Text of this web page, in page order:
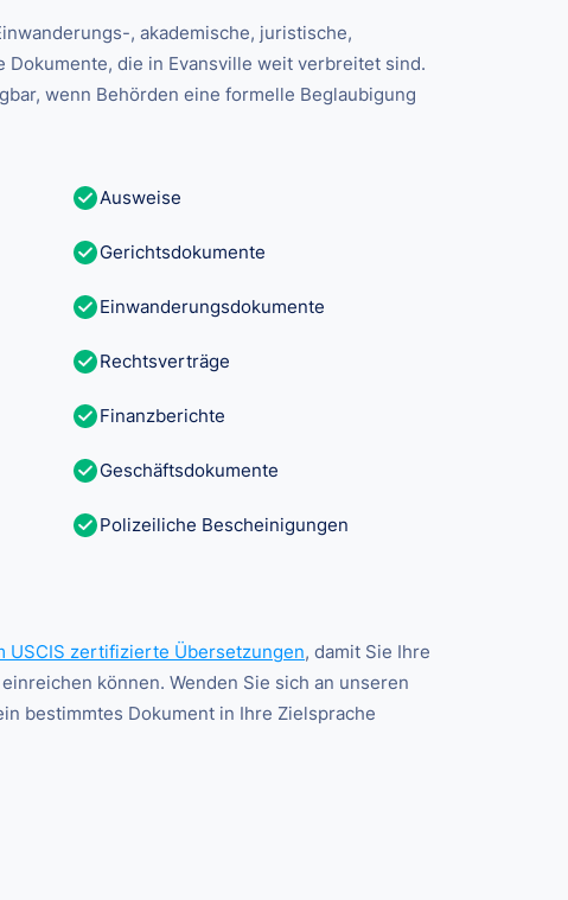
, akademische, juristische,
die in Evansville weit verbreitet sind.
wenn Behörden eine formelle Beglaubigung
Ausweise
Gerichtsdokumente
Einwanderungsdokumente
Rechtsverträge
Finanzberichte
Geschäftsdokumente
Polizeiliche Bescheinigungen
USCIS zertifizierte Übersetzungen, damit Sie Ihre
können. Wenden Sie sich an unseren
bestimmtes Dokument in Ihre Zielsprache